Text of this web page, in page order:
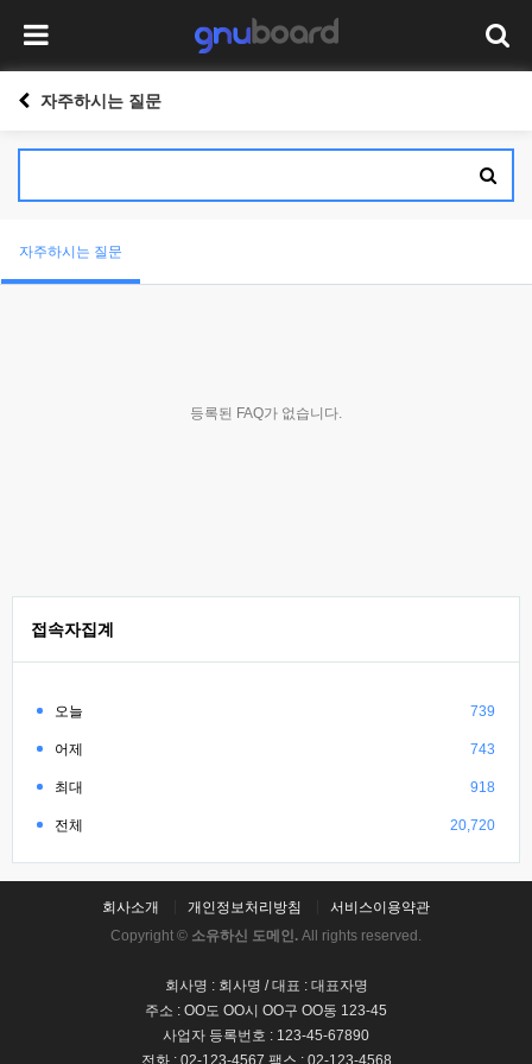
자주하시는 질문
자주하시는 질문
등록된 FAQ가 없습니다.
접속자집계
오늘 739
어제 743
최대 918
전체 20,720
회사소개 개인정보처리방침
서비스이용약관
Copyright © 소유하신 도메인. All rights reserved.
회사명 : 회사명 / 대표 : 대표자명
주소 : OO도 OO시 OO구 OO동 123-45
사업자 등록번호 : 123-45-67890
전화 : 02-123-4567 팩스 : 02-123-4568